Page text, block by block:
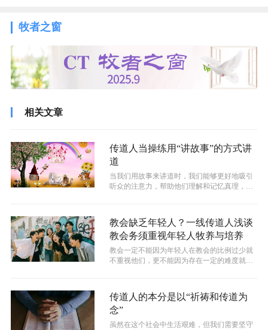
牧者之窗
相关文章
传道人当操练用“讲故事”的方式讲
道
当我们用故事来讲道时，我们能够更好地吸引
听众的注意力，帮助他们理解和记忆真理，触
教会缺乏年轻人？一线传道人浅谈
教会务须重视年轻人牧养与培养
教会一定不能因为年轻人在教会的比例过少就
不重视他们，更不能因为存在一定的难度就放
传道人的本分是以“祈祷和传道为
念”
虽然在这个社会中生活艰难，但我们需要坚守